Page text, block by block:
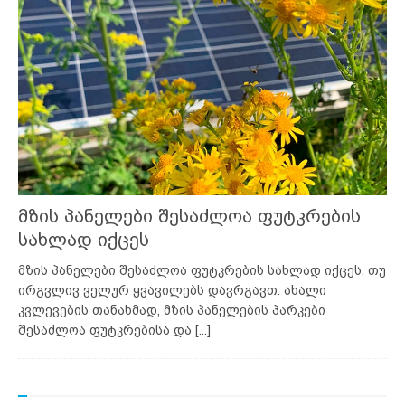
მზის პანელები შესაძლოა ფუტკრების
სახლად იქცეს
მზის პანელები შესაძლოა ფუტკრების სახლად იქცეს, თუ
ირგვლივ ველურ ყვავილებს დავრგავთ. ახალი
კვლევების თანახმად, მზის პანელების პარკები
შესაძლოა ფუტკრებისა და [...]